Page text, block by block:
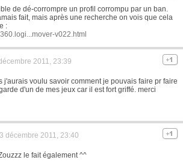
de dé-corrompre un profil corrompu par un ban.
fait, mais après une recherche on vois que cela
:
v022.html
2011, 23:39
j'aurais voulu savoir comment je pouvais faire pr faire
d'un de mes jeux car il est fort griffé. merci
décembre 2011, 23:40
le fait également ^^